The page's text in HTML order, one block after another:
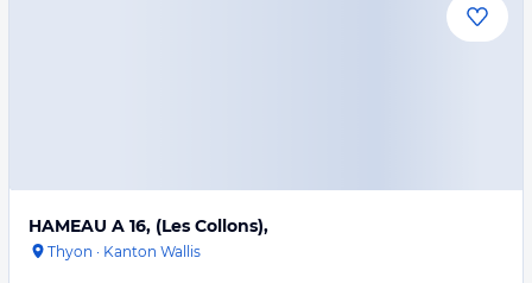
HAMEAU A 16, (Les Collons),
Thyon · Kanton Wallis